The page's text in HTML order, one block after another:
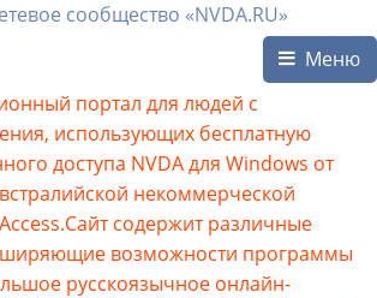
сообщество «NVDA.RU»
Меню
портал для людей с
использующих бесплатную
доступа NVDA для Windows от
некоммерческой
содержит различные
возможности программы
русскоязычное онлайн-